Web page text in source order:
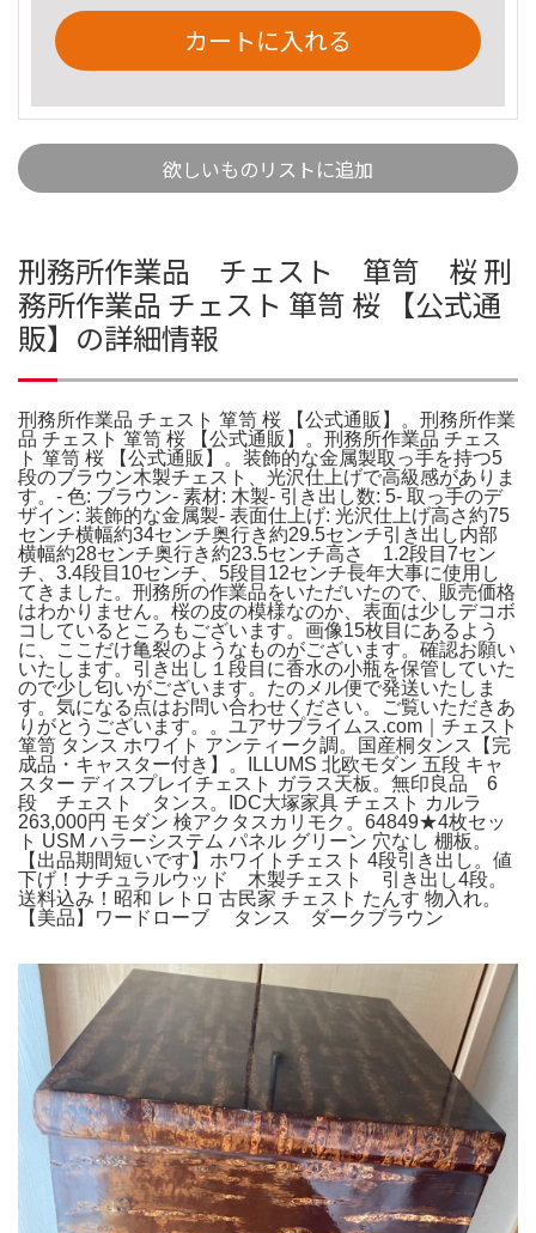
カートに入れる
欲しいものリストに追加
刑務所作業品 チェスト 箪笥 桜 刑
務所作業品 チェスト 箪笥 桜 【公式通
販】の詳細情報
刑務所作業品 チェスト 箪笥 桜 【公式通販】。刑務所作業
品 チェスト 箪笥 桜 【公式通販】。刑務所作業品 チェス
ト 箪笥 桜 【公式通販】。装飾的な金属製取っ手を持つ5
段のブラウン木製チェスト、光沢仕上げで高級感がありま
す。- 色: ブラウン- 素材: 木製- 引き出し数: 5- 取っ手のデ
ザイン: 装飾的な金属製- 表面仕上げ: 光沢仕上げ高さ約75
センチ横幅約34センチ奥行き約29.5センチ引き出し内部
横幅約28センチ奥行き約23.5センチ高さ 1.2段目7セン
チ、3.4段目10センチ、5段目12センチ長年大事に使用し
てきました。刑務所の作業品をいただいたので、販売価格
はわかりません。桜の皮の模様なのか、表面は少しデコボ
コしているところもございます。画像15枚目にあるよう
に、ここだけ亀裂のようなものがございます。確認お願い
いたします。引き出し１段目に香水の小瓶を保管していた
ので少し匂いがございます。たのメル便で発送いたしま
す。気になる点はお問い合わせください。ご覧いただきあ
りがとうございます。。ユアサプライムス.com｜チェスト
箪笥 タンス ホワイト アンティーク調。国産桐タンス【完
成品・キャスター付き】。ILLUMS 北欧モダン 五段 キャ
スター ディスプレイチェスト ガラス天板。無印良品 6
段 チェスト タンス。IDC大塚家具 チェスト カルラ
263,000円 モダン 検アクタスカリモク。64849★4枚セッ
ト USM ハラーシステム パネル グリーン 穴なし 棚板。
【出品期間短いです】ホワイトチェスト 4段引き出し。値
下げ！ナチュラルウッド 木製チェスト 引き出し4段。
送料込み！昭和 レトロ 古民家 チェスト たんす 物入れ。
【美品】ワードローブ タンス ダークブラウン